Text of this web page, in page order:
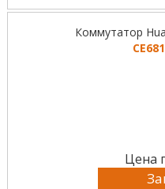
Коммутатор
Цена